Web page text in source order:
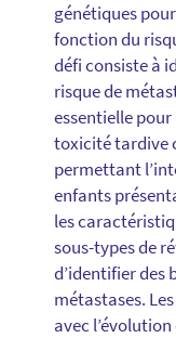
génétiques
fonction du
défi consiste à
risque de
essentielle
toxicité tardive
permettant
enfants
les
sous-types de
d’identifier des
métastases.
avec